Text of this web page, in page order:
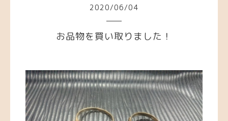
2020/06/04
お品物を買い取りました！